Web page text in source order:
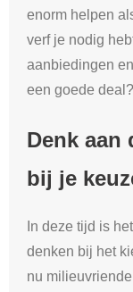
enorm helpen
verf je nodig
aanbiedingen
een goede deal?
Denk aan
bij je
In deze tijd is
denken bij het
nu